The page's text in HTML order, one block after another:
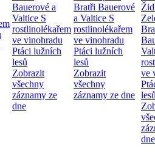
Bauerové a
Valtice S
rostlinolékařem
ve vinohradu
Ptáci lužních
lesů
Zobrazit
všechny
záznamy ze
dne
Bratři Bauerové
a Valtice S
rostlinolékařem
ve vinohradu
Ptáci lužních
lesů
Zobrazit
všechny
záznamy ze dne
ve
dne